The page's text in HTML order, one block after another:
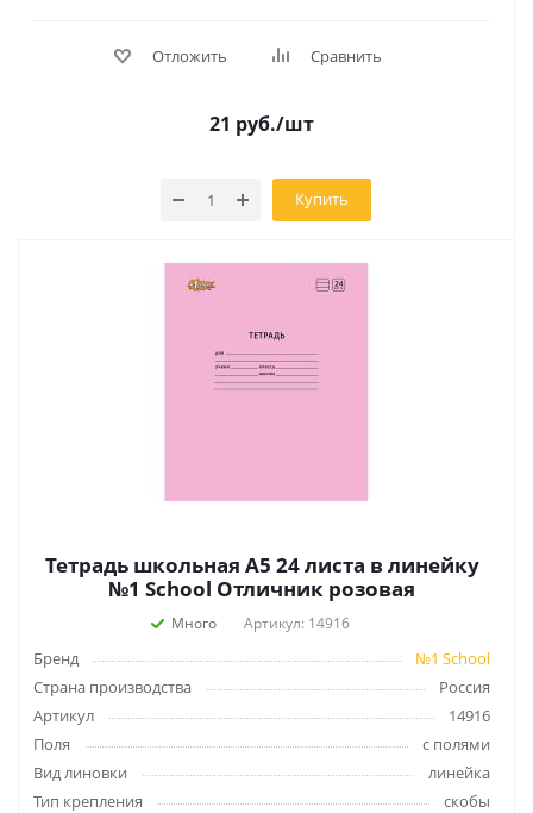
Отложить Сравнить
21 руб./шт
Купить
Тетрадь школьная А5 24 листа в линейку
№1 School Отличник розовая
Много Артикул: 14916
Бренд
№1 School
Страна производства
Россия
Артикул
14916
Поля
с полями
Вид линовки
линейка
Тип крепления
скобы